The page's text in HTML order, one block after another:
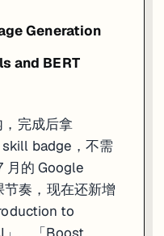
Generation
and BERT
完成后拿
badge，不需
月的 Google
奏，现在还新增
to